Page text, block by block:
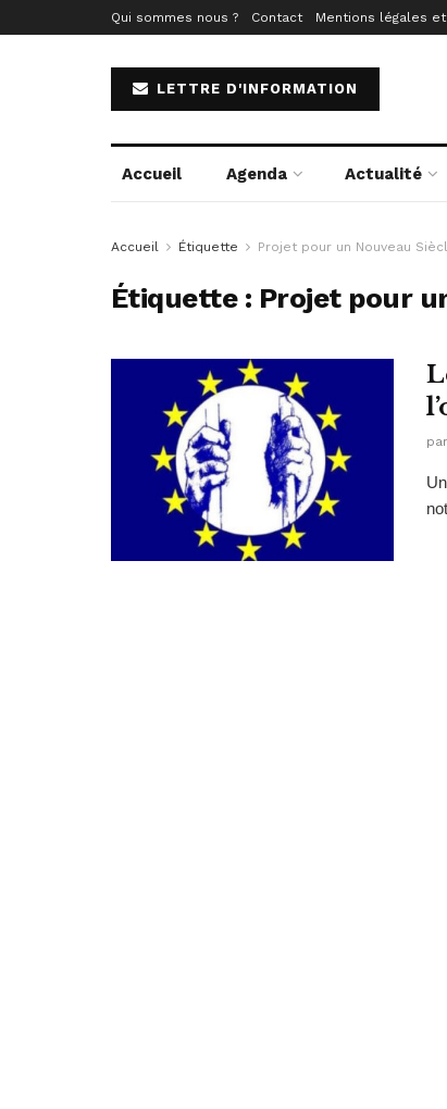
Qui sommes nous ? Contact Mentions légales et
LETTRE D'INFORMATION
Accueil Agenda Actualité
Accueil Étiquette Projet pour un Nouveau
Étiquette : Projet pour
par